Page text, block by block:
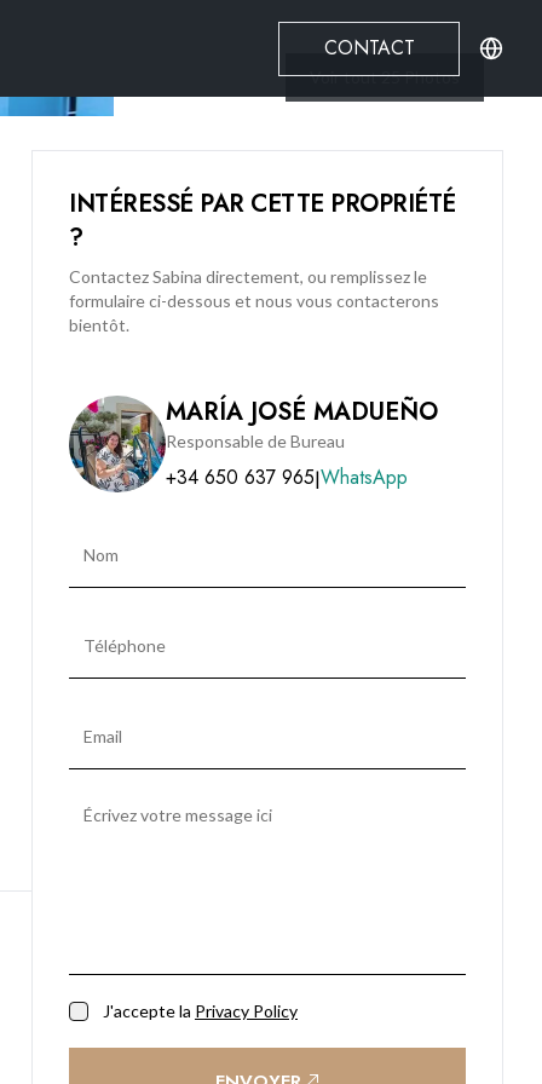
CONTACT
Voir tout25Photos
INTÉRESSÉ PAR CETTE PROPRIÉTÉ
?
Contactez Sabina directement, ou remplissez le
formulaire ci-dessous et nous vous contacterons
bientôt.
MARÍA JOSÉ MADUEÑO
Responsable de Bureau
+34 650 637 965|WhatsApp
J'accepte la Privacy Policy